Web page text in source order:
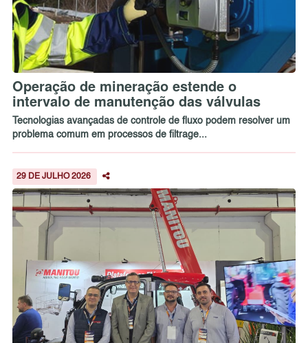
Operação de mineração estende o
intervalo de manutenção das válvulas
Tecnologias avançadas de controle de fluxo podem resolver um
problema comum em processos de filtrage...
29 DE JULHO 2026